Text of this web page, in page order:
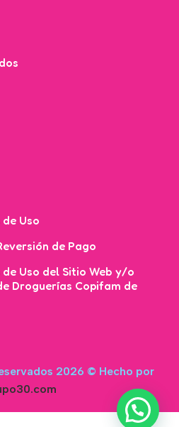
Uso
de Pago
Uso del Sitio Web y/o
Droguerías Copifam de
2026 © Hecho por